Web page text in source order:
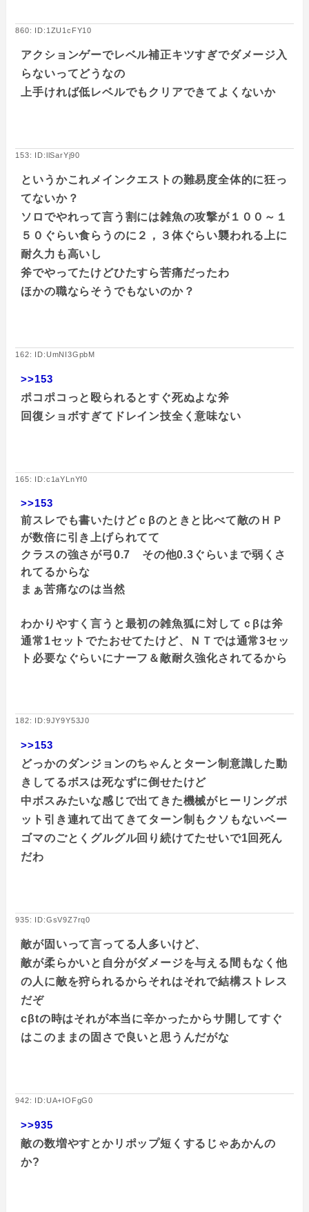
860: ID:1ZU1cFY10
アクションゲーでレベル補正キツすぎでダメージ入
らないってどうなの
上手ければ低レベルでもクリアできてよくないか
153: ID:llSarYj90
というかこれメインクエストの難易度全体的に狂っ
てないか？
ソロでやれって言う割には雑魚の攻撃が１００～１
５０ぐらい食らうのに２，３体ぐらい襲われる上に
耐久力も高いし
斧でやってたけどひたすら苦痛だったわ
ほかの職ならそうでもないのか？
162: ID:UmNI3GpbM
>>153
ポコポコっと殴られるとすぐ死ぬよな斧
回復ショボすぎてドレイン技全く意味ない
165: ID:c1aYLnYf0
>>153
前スレでも書いたけどｃβのときと比べて敵のＨＰ
が数倍に引き上げられてて
クラスの強さが弓0.7 その他0.3ぐらいまで弱くさ
れてるからな
まぁ苦痛なのは当然
わかりやすく言うと最初の雑魚狐に対してｃβは斧
通常1セットでたおせてたけど、ＮＴでは通常3セッ
ト必要なぐらいにナーフ＆敵耐久強化されてるから
182: ID:9JY9Y53J0
>>153
どっかのダンジョンのちゃんとターン制意識した動
きしてるボスは死なずに倒せたけど
中ボスみたいな感じで出てきた機械がヒーリングポ
ット引き連れて出てきてターン制もクソもないベー
ゴマのごとくグルグル回り続けてたせいで1回死ん
だわ
935: ID:GsV9Z7rq0
敵が固いって言ってる人多いけど、
敵が柔らかいと自分がダメージを与える間もなく他
の人に敵を狩られるからそれはそれで結構ストレス
だぞ
cβtの時はそれが本当に辛かったからサ開してすぐ
はこのままの固さで良いと思うんだがな
942: ID:UA+IOFgG0
>>935
敵の数増やすとかリポップ短くするじゃあかんの
か?